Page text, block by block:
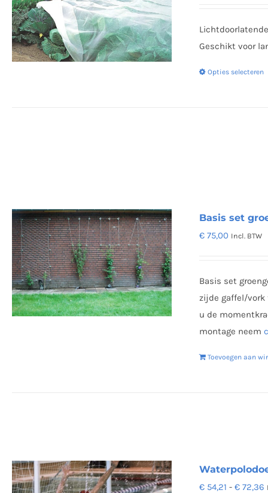
Geschikt voor
Opties selecteren
Basis set
€ 75,00 Incl. BTW
Basis set
zijde gaffel/vork
u de
montage neem
Toevoegen aan
€ 54,21 - € 72,36